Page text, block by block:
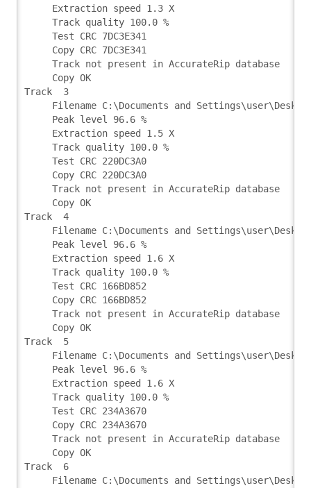
     Extraction speed 1.3 X
     Track quality 100.0 %
     Test CRC 7DC3E341
     Copy CRC 7DC3E341
     Track not present in AccurateRip database
     Copy OK
Track  3
Filename C:\Documents and
     Peak level 96.6 %
     Extraction speed 1.5 X
     Track quality 100.0 %
     Test CRC 220DC3A0
     Copy CRC 220DC3A0
     Track not present in AccurateRip database
     Copy OK
Track  4
Filename C:\Documents and
     Peak level 96.6 %
     Extraction speed 1.6 X
     Track quality 100.0 %
     Test CRC 166BD852
     Copy CRC 166BD852
     Track not present in AccurateRip database
     Copy OK
Track  5
Filename C:\Documents and
     Peak level 96.6 %
     Extraction speed 1.6 X
     Track quality 100.0 %
     Test CRC 234A3670
     Copy CRC 234A3670
     Track not present in AccurateRip database
     Copy OK
Track  6
Filename C:\Documents and